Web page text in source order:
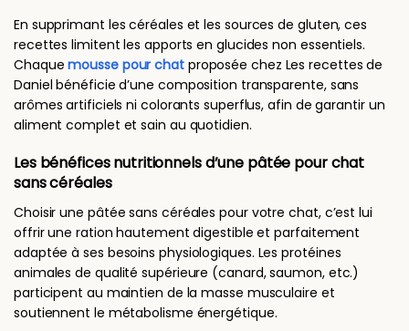
En supprimant les céréales et les sources de gluten, ces
recettes limitent les apports en glucides non essentiels.
Chaquemousse pour chatproposée chez Les recettes de
Daniel bénéficie d’une composition transparente, sans
arômes artificiels ni colorants superflus, afin de garantir un
aliment complet et sain au quotidien.
Les bénéfices nutritionnels d’une pâtée pour chat
sans céréales
Choisir une pâtée sans céréales pour votre chat, c’est lui
offrir une ration hautement digestible et parfaitement
adaptée à ses besoins physiologiques. Les protéines
animales de qualité supérieure (canard, saumon, etc.)
participent au maintien de la masse musculaire et
soutiennent le métabolisme énergétique.